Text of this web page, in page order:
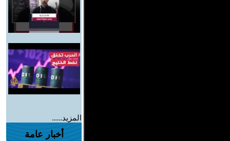
المزيد.....
أخبار عامة